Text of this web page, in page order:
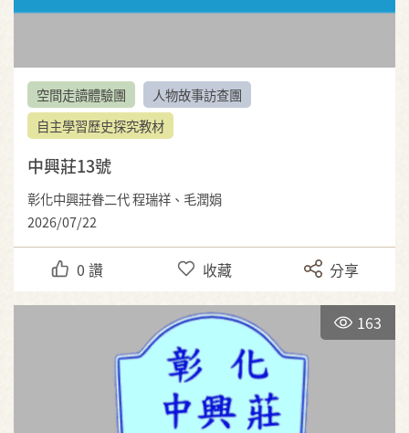
空間走讀體驗團
人物故事訪查團
自主學習歷史探究教材
中興莊13號
彰化中興莊眷二代 程瑞祥、毛潤娟
2026/07/22
0 讚 收藏 分享
163